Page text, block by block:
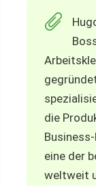
die
eine der
weltweit